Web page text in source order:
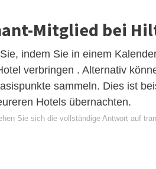
Mitglied bei
indem Sie in einem
verbringen . Alternativ
sammeln. Dies ist
Hotels übernachten.
Sie sich die vollständige Antwort auf